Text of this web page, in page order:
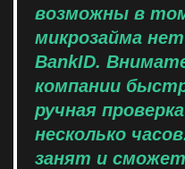
возможны в
микрозайма
BankID.
компании
ручная
несколько
занят и